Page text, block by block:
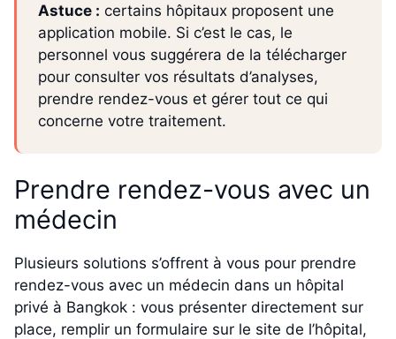
Astuce : certains hôpitaux proposent une
application mobile. Si c’est le cas, le
personnel vous suggérera de la télécharger
pour consulter vos résultats d’analyses,
prendre rendez-vous et gérer tout ce qui
concerne votre traitement.
Prendre rendez-vous avec un
médecin
Plusieurs solutions s’offrent à vous pour prendre
rendez-vous avec un médecin dans un hôpital
privé à Bangkok : vous présenter directement sur
place, remplir un formulaire sur le site de l’hôpital,